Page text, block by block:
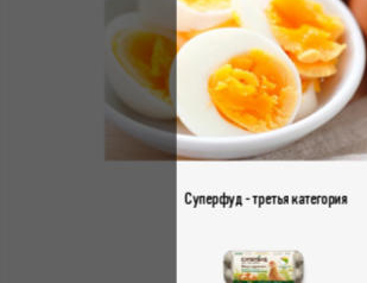
Суперфуд - третья категория